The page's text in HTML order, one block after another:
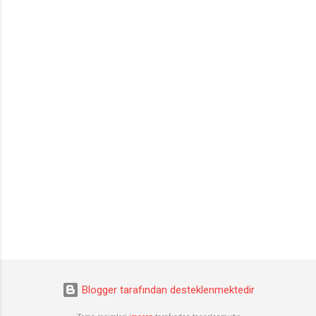
Blogger tarafından desteklenmektedir